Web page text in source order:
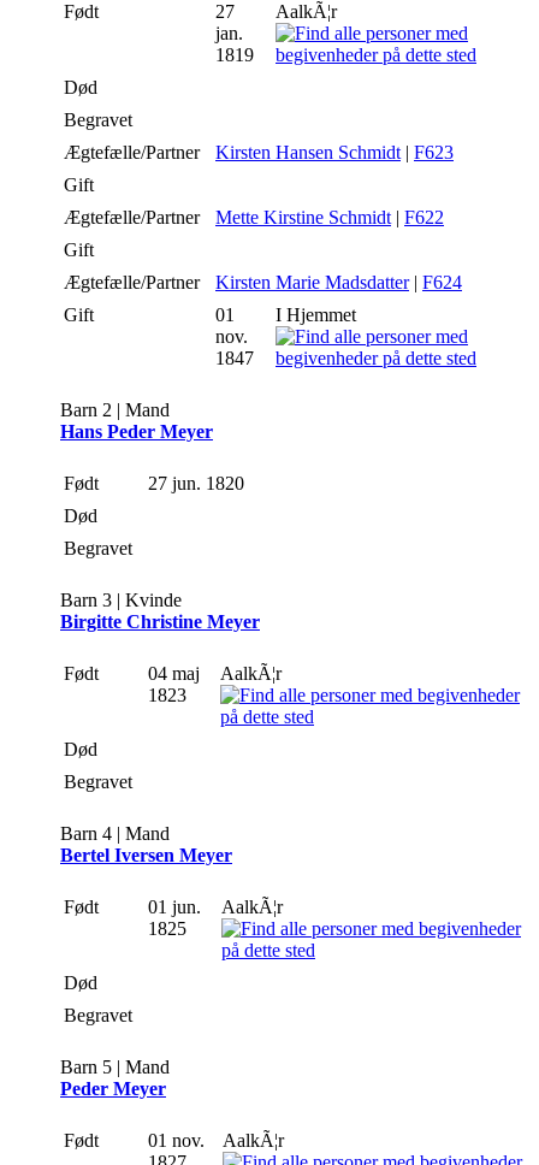
Født
27
jan.
1819
AalkÃ¦r
Død
Begravet
Ægtefælle/Partner
Kirsten Hansen Schmidt | F623
Gift
Ægtefælle/Partner
Mette Kirstine Schmidt | F622
Gift
Ægtefælle/Partner
Kirsten Marie Madsdatter| F624
Gift
01
nov.
1847
I Hjemmet
Barn 2 | Mand
Hans Peder Meyer
Født
27 jun. 1820
Død
Begravet
Barn 3 | Kvinde
Birgitte Christine Meyer
Født
04 maj
1823
AalkÃ¦r
Død
Begravet
Barn 4 | Mand
Bertel Iversen Meyer
Født
01 jun.
1825
AalkÃ¦r
Død
Begravet
Barn 5 | Mand
Peder Meyer
Født
01 nov.
AalkÃ¦r